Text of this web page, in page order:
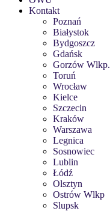
Kontakt
Poznań
Białystok
Bydgoszcz
Gdańsk
Gorzów Wlkp.
Toruń
Wrocław
Kielce
Szczecin
Kraków
Warszawa
Legnica
Sosnowiec
Lublin
Łódź
Olsztyn
Ostrów Wlkp
Slupsk